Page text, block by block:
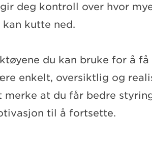
deg kontroll over hvor
kutte ned.
du kan bruke for å få
enkelt, oversiktlig og
at du får bedre
til å fortsette.